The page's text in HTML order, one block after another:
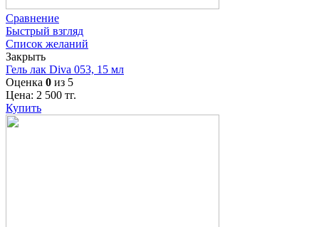
Сравнение
Быстрый взгляд
Список желаний
Закрыть
Гель лак Diva 053, 15 мл
Оценка 0 из 5
Цена: 2 500 тг.
Купить